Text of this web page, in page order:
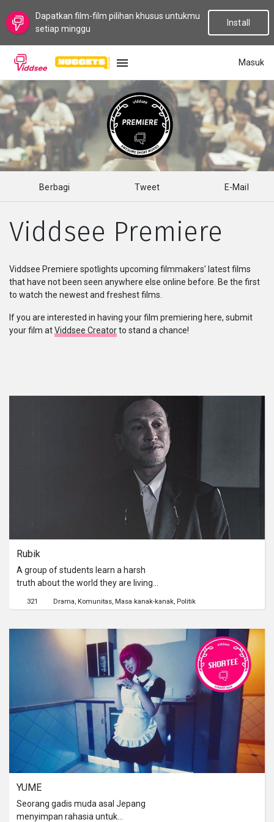
Dapatkan film-film pilihan khusus untukmu
setiap minggu
Install
Masuk
BAHASA
Baru
Populer
Topik
Serial
Originals
Viddsee Premiere
Viddsee Premiere spotlights upcoming filmmakers’ latest films
that have not been seen anywhere else online before. Be the first
to watch the newest and freshest films.
If you are interested in having your film premiering here, submit
your film atViddsee Creatorto stand a chance!
Berbagi Tweet E-Mail
Rubik
A group of students learn a harsh
truth about the world they are living
children is deemed to be prohibited.
321 Drama Komunitas Masa kanak-kanak Politik
YUME
Seorang gadis muda asal Jepang
menyimpan rahasia untuk